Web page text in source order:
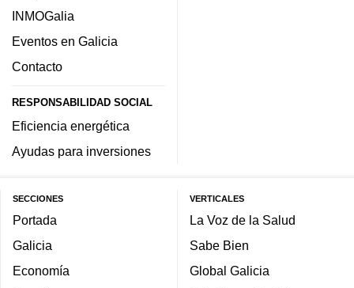
INMOGalia
Eventos en Galicia
Contacto
RESPONSABILIDAD SOCIAL
Eficiencia energética
Ayudas para inversiones
SECCIONES
Portada
Galicia
Economía
VERTICALES
La Voz de la Salud
Sabe Bien
Global Galicia